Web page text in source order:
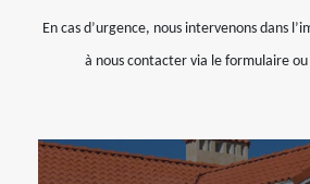
En cas d’urgence, nous intervenons dans
à nous contacter via le formulaire ou